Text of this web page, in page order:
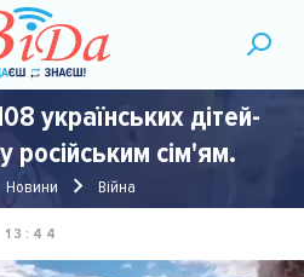
українських дітей-
російським сім'ям.
Новини Війна